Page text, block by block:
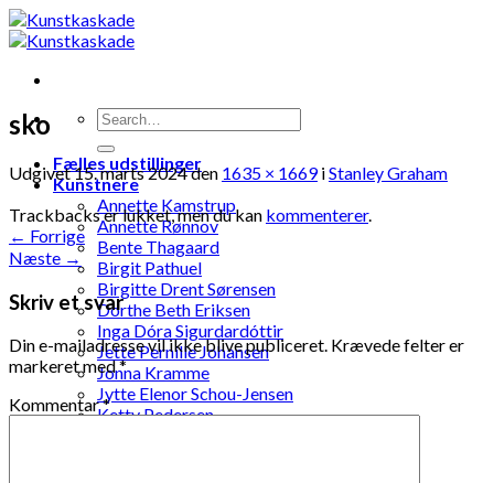
Skip
to
Fælles udstillinger
Kunstnere
Annette Kamstrup
Annette Rønnov
Bente Thagaard
Birgit Pathuel
Birgitte Drent Sørensen
Dorthe Beth Eriksen
Inga Dóra Sigurdardóttir
Jette Pernille Johansen
Jonna Kramme
Jytte Elenor Schou-Jensen
Ketty Pedersen
sko
Udgivet15. marts 2024den 1635 × 1669iStanley Graham
Trackbacks er lukket, men du kan kommenterer.
← Forrige
Næste →
Skriv et svar
Din e-mailadresse vil ikke blive publiceret. Krævede felter er
markeret med*
Kommentar*